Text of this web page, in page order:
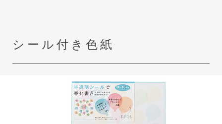
シール付き色紙